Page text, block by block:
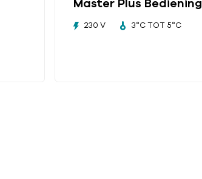
Master Plus Bediening
230 V 3°C TOT 5°C